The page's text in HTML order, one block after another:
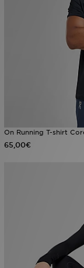
On Running T-shirt
65,00€